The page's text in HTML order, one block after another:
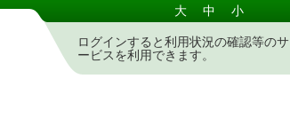
大 中 小
ログインすると利用状況の確認等のサ
ービスを利用できます。